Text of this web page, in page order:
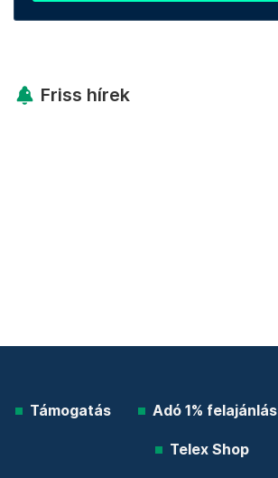
Friss hírek
Támogatás Adó 1% felajánlás
Telex Shop